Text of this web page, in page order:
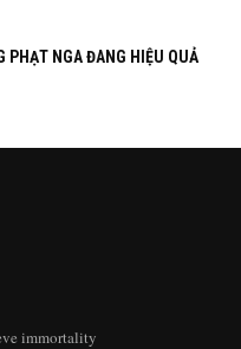
PHẠT NGA ĐANG HIỆU QUẢ
immortality